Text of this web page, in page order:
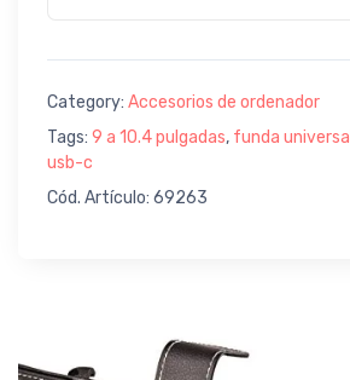
Category: Accesorios de ordenador
Tags: 9 a 10.4 pulgadas, funda universal
usb-c
Cód. Artículo: 69263